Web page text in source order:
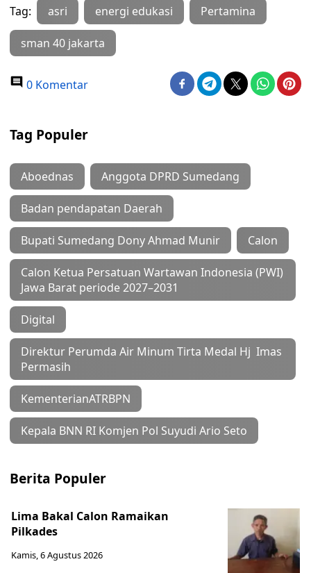
Tag: asri energi edukasi Pertamina
sman 40 jakarta
0 Komentar
Tag Populer
Aboednas Anggota DPRD Sumedang
Badan pendapatan Daerah
Bupati Sumedang Dony Ahmad Munir Calon
Calon Ketua Persatuan Wartawan Indonesia (PWI)
Jawa Barat periode 2027–2031
Digital
Direktur Perumda Air Minum Tirta Medal Hj Imas
Permasih
KementerianATRBPN
Kepala BNN RI Komjen Pol Suyudi Ario Seto
Berita Populer
Lima Bakal Calon Ramaikan
Pilkades
Kamis, 6 Agustus 2026